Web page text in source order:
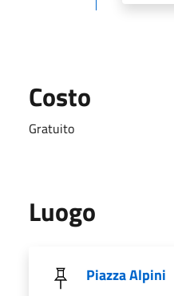
Costo
Gratuito
Luogo
Piazza Alpini